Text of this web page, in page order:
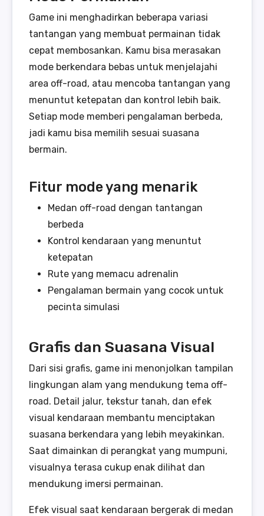
Game ini menghadirkan beberapa variasi
tantangan yang membuat permainan tidak
cepat membosankan. Kamu bisa merasakan
mode berkendara bebas untuk menjelajahi
area off-road, atau mencoba tantangan yang
menuntut ketepatan dan kontrol lebih baik.
Setiap mode memberi pengalaman berbeda,
jadi kamu bisa memilih sesuai suasana
bermain.
Fitur mode yang menarik
Medan off-road dengan tantangan
berbeda
Kontrol kendaraan yang menuntut
ketepatan
Rute yang memacu adrenalin
Pengalaman bermain yang cocok untuk
pecinta simulasi
Grafis dan Suasana Visual
Dari sisi grafis, game ini menonjolkan tampilan
lingkungan alam yang mendukung tema off-
road. Detail jalur, tekstur tanah, dan efek
visual kendaraan membantu menciptakan
suasana berkendara yang lebih meyakinkan.
Saat dimainkan di perangkat yang mumpuni,
visualnya terasa cukup enak dilihat dan
mendukung imersi permainan.
Efek visual saat kendaraan bergerak di medan